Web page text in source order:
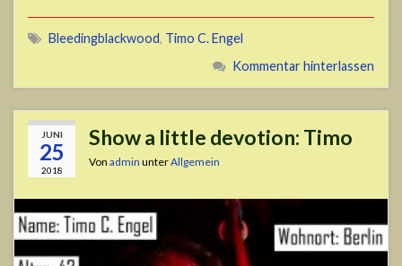
Bleedingblackwood, Timo C. Engel
Kommentar hinterlassen
JUNI
25
2018
Show a little devotion: Timo
Von admin unterAllgemein